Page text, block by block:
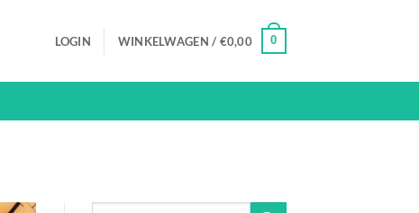
LOGIN WINKELWAGEN / €0,00 0